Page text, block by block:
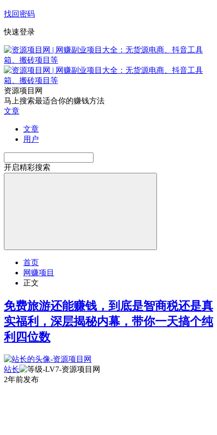
找回密码
快速登录
资源项目网
马上搜索最适合你的赚钱方法
文章
文章
用户
开启精彩搜索
首页
网赚项目
正文
免费旅游还能赚钱，到底是智商税还是真
实福利，深层揭秘内幕，带你一天搞个纯
利四位数
站长
2年前发布